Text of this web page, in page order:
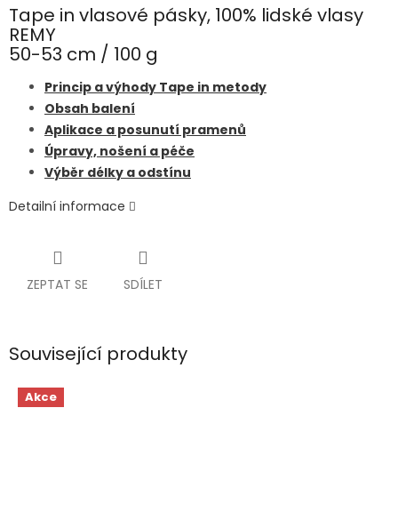
Tape in vlasové pásky, 100% lidské vlasy
REMY
50-53 cm / 100 g
Princip a výhody Tape in metody
Obsah balení
Aplikace a posunutí pramenů
Úpravy, nošení a péče
Výběr délky a odstínu
Detailní informace
ZEPTAT SE SDÍLET
Související produkty
Akce